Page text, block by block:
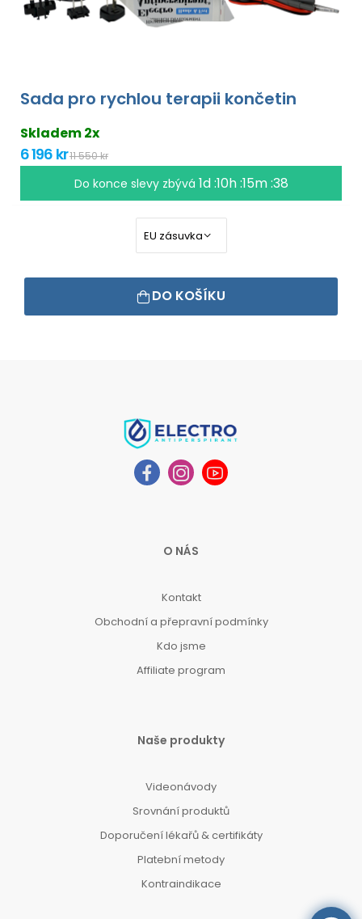
Sada pro rychlou terapii končetin
Skladem 2x
6 196 kr11 550 kr
Do konce slevy zbývá 1d :10h :15m :37
DO KOŠÍKU
O NÁS
Kontakt
Obchodní a přepravní podmínky
Kdo jsme
Affiliate program
Naše produkty
Videonávody
Srovnání produktů
Doporučení lékařů & certifikáty
Platební metody
Kontraindikace